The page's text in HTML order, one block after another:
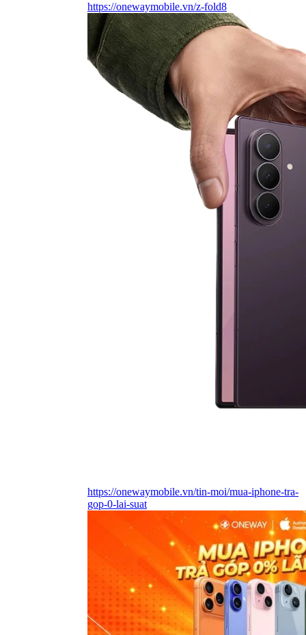
https://onewaymobile.vn/z-fold8
https://onewaymobile.vn/tin-moi/mua-iphone-tra-
gop-0-lai-suat